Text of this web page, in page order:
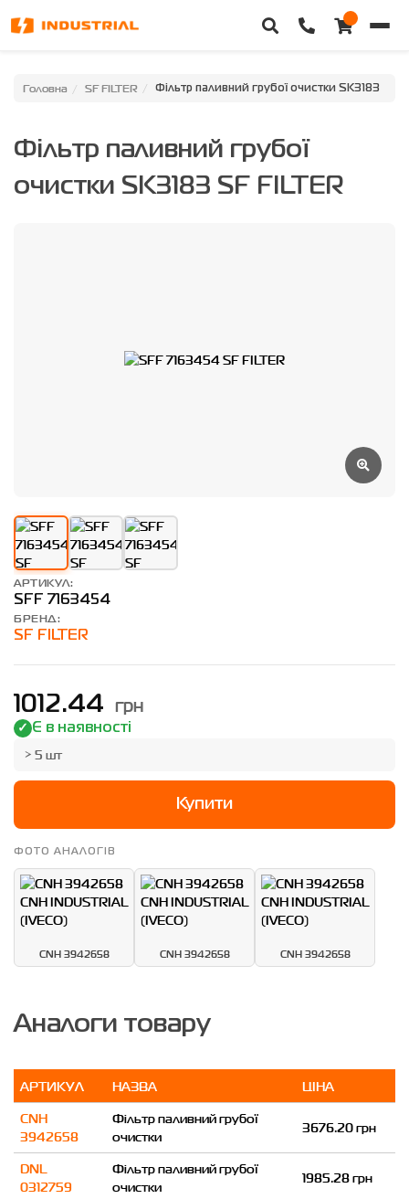
Головна
Особистий кабінет
Головна SF FILTER Фільтр паливний грубої очистки SK3183
Фільтр паливний грубої
очистки SK3183 SF FILTER
АРТИКУЛ:
SFF 7163454
БРЕНД:
SF FILTER
1012.44 грн
Є в наявності
> 5 шт
Купити
ФОТО АНАЛОГІВ
CNH 3942658 CNH 3942658 CNH 3942658
Аналоги товару
АРТИКУЛ НАЗВА
ЦІНА
CNH
3942658
Фільтр паливний грубої
очистки
3676.20 грн
DNL
0312759
Фільтр паливний грубої
очистки
1985.28 грн